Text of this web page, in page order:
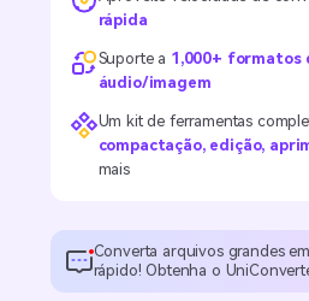
rápida
Suporte a 1,000+ formatos
áudio/imagem
Um kit de ferramentas
compactação, edição,
mais
Converta arquivos grandes
rápido! Obtenha o